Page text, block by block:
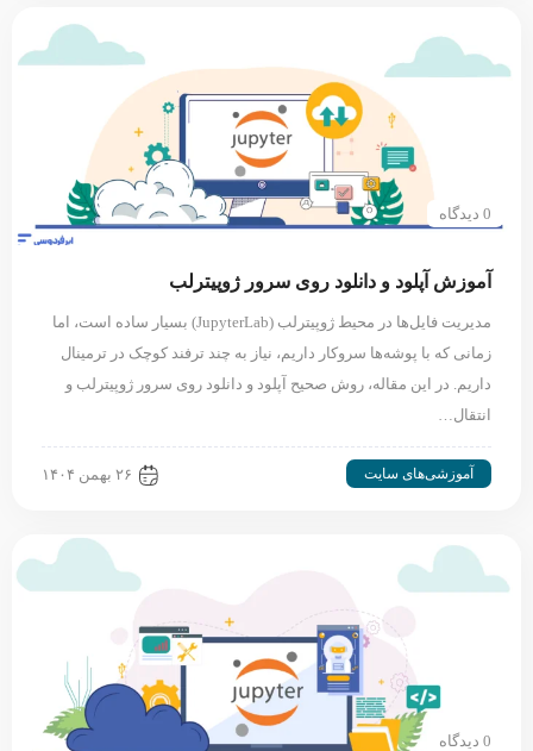
0 دیدگاه
آموزش آپلود و دانلود روی سرور ژوپیترلب
مدیریت فایل‌ها در محیط ژوپیترلب (JupyterLab) بسیار ساده است، اما
زمانی که با پوشه‌ها سروکار داریم، نیاز به چند ترفند کوچک در ترمینال
داریم. در این مقاله، روش صحیح آپلود و دانلود روی سرور ژوپیترلب و
انتقال…
آموزشی‌های سایت ۲۶ بهمن ۱۴۰۴
0 دیدگاه